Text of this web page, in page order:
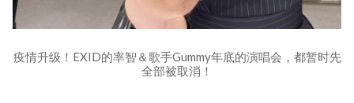
疫情升级！EXID的率智＆歌手Gummy年底的演唱会，都暂时先
全部被取消！